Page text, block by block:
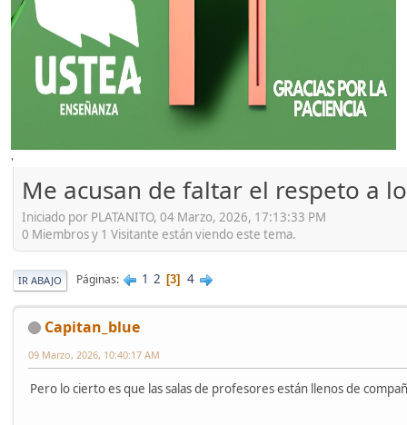
'
Me acusan de faltar el respeto a
Iniciado por PLATANITO, 04 Marzo, 2026, 17:13:33 PM
0 Miembros y 1 Visitante están viendo este tema.
IR ABAJO Páginas 1 2 3 4
Capitan_blue
09 Marzo, 2026, 10:40:17 AM
Pero lo cierto es que las salas de profesores están llenos de